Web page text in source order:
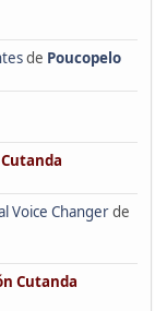
de Poucopelo
Voice Changerde
Cutanda